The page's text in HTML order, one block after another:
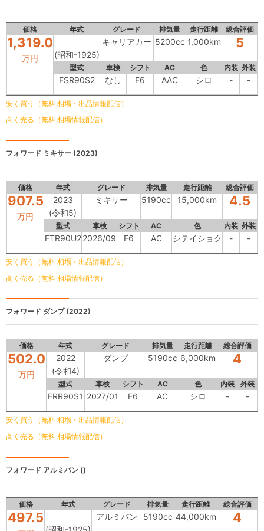
価格 年式 グレード 排気量 走行距離 総合評価
1,319.0
万円 (昭和-1925)
キャリアカー 5200cc 1,000km 5
型式 車検 シフト AC 色 内装 外装
FSR90S2 なし F6 AAC シロ - -
安く買う（無料 相場・出品情報配信）
高く売る（無料 相場情報配信）
フォワード ミキサー (2023)
価格 年式 グレード 排気量 走行距離 総合評価
907.5
万円
2023
(令和5)
ミキサー 5190cc 15,000km 4.5
型式 車検 シフト AC 色 内装 外装
FTR90U2 2026/09 F6 AC シテイショク - -
安く買う（無料 相場・出品情報配信）
高く売る（無料 相場情報配信）
フォワード ダンプ (2022)
価格 年式 グレード 排気量 走行距離 総合評価
502.0
万円
2022
(令和4)
ダンプ 5190cc 6,000km 4
型式 車検 シフト AC 色 内装 外装
FRR90S1 2027/01 F6 AC シロ - -
安く買う（無料 相場・出品情報配信）
高く売る（無料 相場情報配信）
フォワード アルミバン ()
価格 年式 グレード 排気量 走行距離 総合評価
497.5 アルミバン 5190cc 44,000km 4